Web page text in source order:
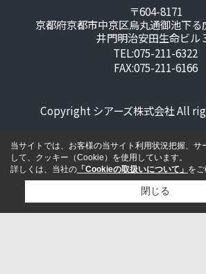
〒604-8171
京都府京都市中京区烏丸通御池下る
井門明治安田生命ビル
TEL:075-211-6322
FAX:075-211-6166
Copyright シアーズ株式会社 All
当サイトでは、お客様の当サイト利用状況把握、サ
して、クッキー（Cookie）を使用しています。
詳しくは、当社の 「Cookieの取扱いについて」 をご
閉じる